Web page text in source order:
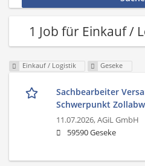
1 Job für Einkauf /
Einkauf / Logistik Geseke
Sachbearbeiter
Schwerpunkt
11.07.2026,AGiL GmbH
59590 Geseke